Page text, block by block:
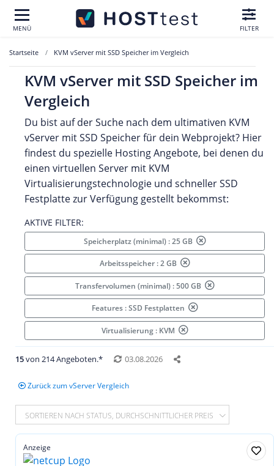
MENÜ FILTER
Startseite KVM vServer mit SSD Speicher im Vergleich
KVM vServer mit SSD Speicher im
Vergleich
Du bist auf der Suche nach dem ultimativen KVM
vServer mit SSD Speicher für dein Webprojekt? Hier
findest du spezielle Hosting Angebote, bei denen du
einen virtuellen Server mit KVM
Virtualisierungstechnologie und schneller SSD
Festplatte zur Verfügung gestellt bekommst:
AKTIVE FILTER:
Speicherplatz (minimal) : 25 GB
Arbeitsspeicher : 2 GB
Transfervolumen (minimal) : 500 GB
Features : SSD Festplatten
Virtualisierung : KVM
15von 214 Angeboten.* 03.08.2026
Zurück zum vServer Vergleich
SORTIEREN NACH STATUS, DURCHSCHNITTLICHER PREIS
Anzeige